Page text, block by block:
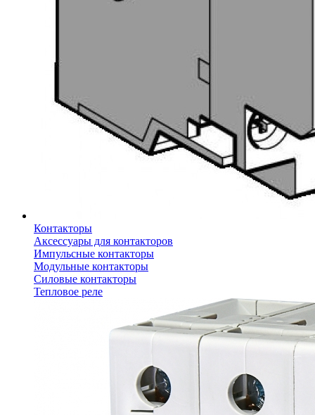
Контакторы
Аксессуары для контакторов
Импульсные контакторы
Модульные контакторы
Силовые контакторы
Тепловое реле